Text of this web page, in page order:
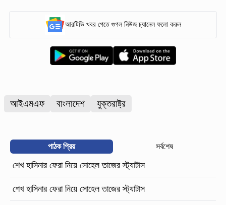
আরটিভি খবর পেতে গুগল নিউজ চ্যানেল ফলো করুন
আইএমএফ বাংলাদেশ যুক্তরাষ্ট্র
পাঠক প্রিয় সর্বশেষ
শেখ হাসিনার ফেরা নিয়ে সোহেল তাজের স্ট্যাটাস
শেখ হাসিনার ফেরা নিয়ে সোহেল তাজের স্ট্যাটাস